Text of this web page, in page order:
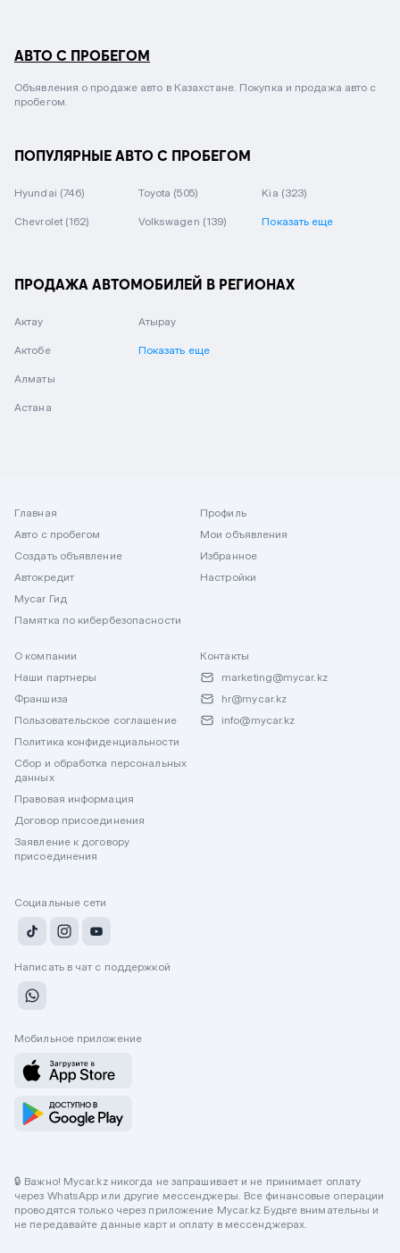
АВТО С ПРОБЕГОМ
Объявления о продаже авто в Казахстане. Покупка и продажа авто с
пробегом.
ПОПУЛЯРНЫЕ АВТО С ПРОБЕГОМ
Hyundai (746) Toyota (505) Kia (323)
Chevrolet (162) Volkswagen (139) Показать еще
ПРОДАЖА АВТОМОБИЛЕЙ В РЕГИОНАХ
Актау
Актобе
Алматы
Астана
Атырау
Показать еще
Главная
Авто с пробегом
Создать объявление
Автокредит
Mycar Гид
Памятка по кибербезопасности
Профиль
Мои объявления
Избранное
Настройки
О компании
Наши партнеры
Франшиза
Пользовательское соглашение
Политика конфиденциальности
Сбор и обработка персональных
данных
Правовая информация
Договор присоединения
Заявление к договору
присоединения
Контакты
marketing@mycar.kz
hr@mycar.kz
info@mycar.kz
Социальные сети
Написать в чат с поддержкой
Мобильное приложение
🔒 Важно! Mycar.kz никогда не запрашивает и не принимает оплату
через WhatsApp или другие мессенджеры. Все финансовые операции
проводятся только через приложение Mycar.kz Будьте внимательны и
не передавайте данные карт и оплату в мессенджерах.